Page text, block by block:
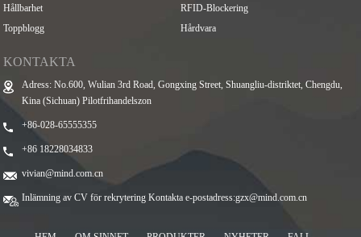
Hållbarhet
Toppblogg
RFID-Blockering
Hårdvara
KONTAKTA
Adress: No.600, Wulian 3rd Road, Gongxing Street, Shuangliu-distriktet, Chengdu,
Kina (Sichuan) Pilotfrihandelszon
+86-028-65555355
+86 18228034833
vivian@mind.com.cn
Inlämning av CV för rekrytering Kontakta e-postadress:gzx@mind.com.cn